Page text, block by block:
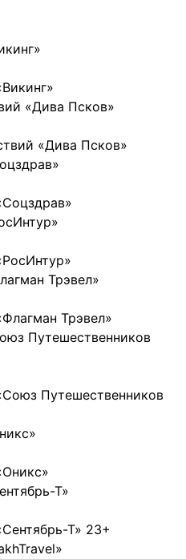
«Дива Псков»
Трэвел»
Путешественников
Т»